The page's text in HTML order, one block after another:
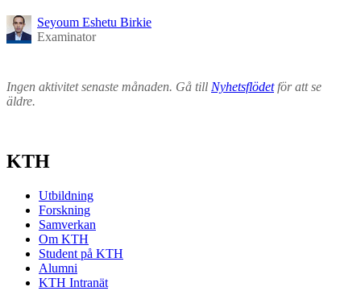
Seyoum Eshetu Birkie
Examinator
Ingen aktivitet senaste månaden. Gå till Nyhetsflödetför att se
äldre.
KTH
Utbildning
Forskning
Samverkan
Om KTH
Student på KTH
Alumni
KTH Intranät